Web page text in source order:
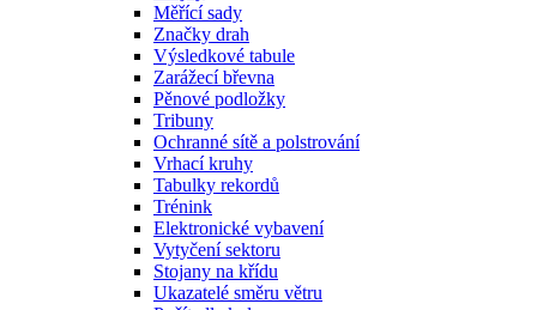
Měřící sady
Značky drah
Výsledkové tabule
Zarážecí břevna
Pěnové podložky
Tribuny
Ochranné sítě a polstrování
Vrhací kruhy
Tabulky rekordů
Trénink
Elektronické vybavení
Vytyčení sektoru
Stojany na křídu
Ukazatelé směru větru